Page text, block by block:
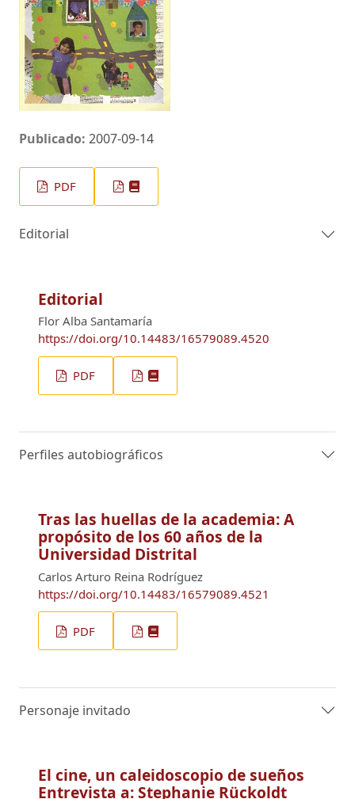
Publicado: 2007-09-14
PDF
Editorial
Editorial
Flor Alba Santamaría
https://doi.org/10.14483/16579089.4520
PDF
Perfiles autobiográficos
Tras las huellas de la academia: A
propósito de los 60 años de la
Universidad Distrital
Carlos Arturo Reina Rodríguez
https://doi.org/10.14483/16579089.4521
PDF
Personaje invitado
El cine, un caleidoscopio de sueños
Entrevista a: Stephanie Rückoldt